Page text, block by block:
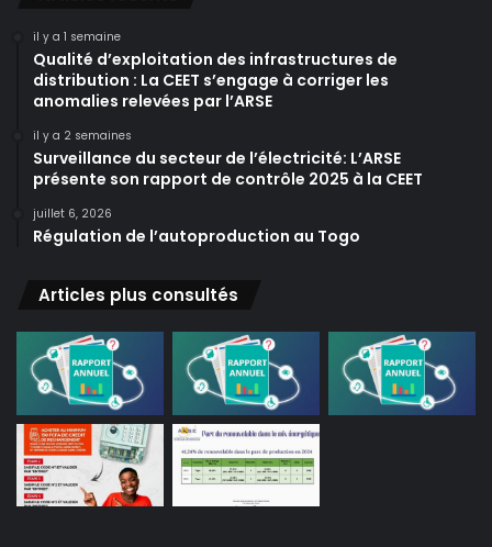
il y a 1 semaine
Qualité d’exploitation des infrastructures de
distribution : La CEET s’engage à corriger les
anomalies relevées par l’ARSE
il y a 2 semaines
Surveillance du secteur de l’électricité: L’ARSE
présente son rapport de contrôle 2025 à la CEET
juillet 6, 2026
Régulation de l’autoproduction au Togo
Articles plus consultés